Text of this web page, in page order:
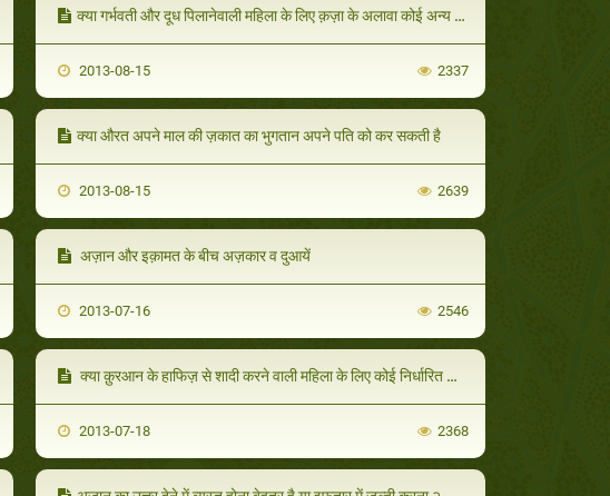
क्या गर्भवती और दूध पिलानेवाली महिला के लिए क़ज़ा के अलावा कोई अन्य समाधान है ?
2013-08-15 2337
क्या औरत अपने माल की ज़कात का भुगतान अपने पति को कर सकती है
2013-08-15 2639
अज़ान और इक़ामत के बीच अज़कार व दुआयें
2013-07-16 2546
क्या क़ुरआन के हाफिज़ से शादी करने वाली महिला के लिए कोई निर्धारित अज्र व सवाब है ॽ
2013-07-18 2368